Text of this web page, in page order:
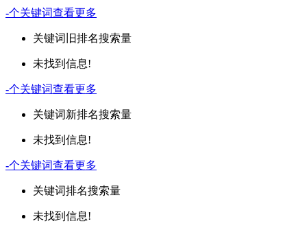
-个关键词查看更多
关键词 旧排名搜索量
未找到信息!
-个关键词查看更多
关键词新排名搜索量
未找到信息!
-个关键词查看更多
关键词排名搜索量
未找到信息!